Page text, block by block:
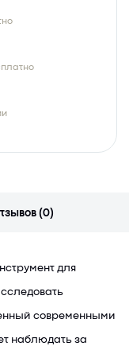
(0)
для
современными
наблюдать за